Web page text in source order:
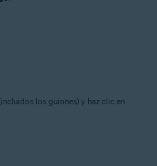
(incluidos los guiones) y haz clic en